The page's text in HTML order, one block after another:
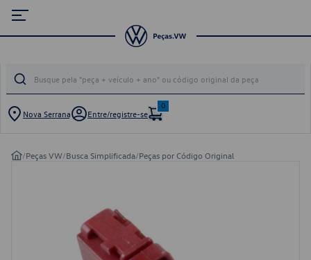
Nova Serrana Entre/registre-se
0
/Peças VW/Busca Simplificada/Peças por Código Original